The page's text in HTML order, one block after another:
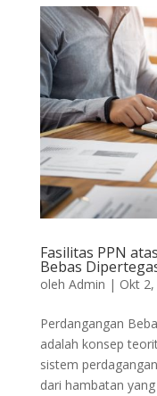
Fasilitas PPN
Bebas
oleh Admin | Okt
Perdangangan
adalah konsep
sistem
dari hambatan